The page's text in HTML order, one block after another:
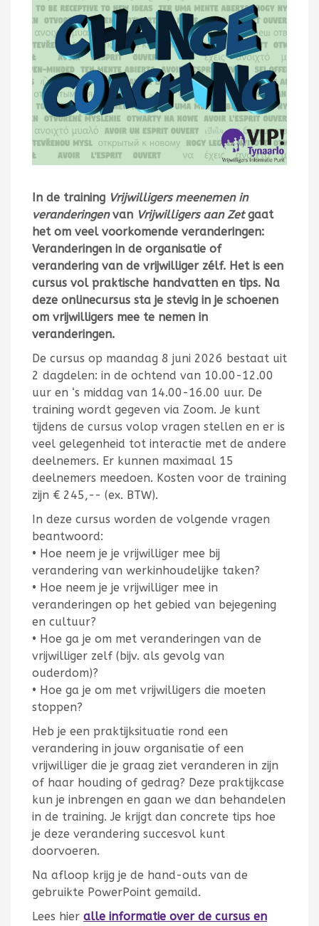
In de training Vrijwilligers meenemen in
veranderingenvan Vrijwilligers aan Zetgaat
het om veel voorkomende veranderingen:
Veranderingen in de organisatie of
verandering van de vrijwilliger zélf. Het is een
cursus vol praktische handvatten en tips. Na
deze onlinecursus sta je stevig in je schoenen
om vrijwilligers mee te nemen in
veranderingen.
De cursus op maandag 8 juni 2026 bestaat uit
2 dagdelen: in de ochtend van 10.00-12.00
uur en ‘s middag van 14.00-16.00 uur. De
training wordt gegeven via Zoom. Je kunt
tijdens de cursus volop vragen stellen en er is
veel gelegenheid tot interactie met de andere
deelnemers. Er kunnen maximaal 15
deelnemers meedoen. Kosten voor de training
zijn € 245,-- (ex. BTW).
In deze cursus worden de volgende vragen
beantwoord:
• Hoe neem je je vrijwilliger mee bij
verandering van werkinhoudelijke taken?
• Hoe neem je je vrijwilliger mee in
veranderingen op het gebied van bejegening
en cultuur?
• Hoe ga je om met veranderingen van de
vrijwilliger zelf (bijv. als gevolg van
ouderdom)?
• Hoe ga je om met vrijwilligers die moeten
stoppen?
Heb je een praktijksituatie rond een
verandering in jouw organisatie of een
vrijwilliger die je graag ziet veranderen in zijn
of haar houding of gedrag? Deze praktijkcase
kun je inbrengen en gaan we dan behandelen
in de training. Je krijgt dan concrete tips hoe
je deze verandering succesvol kunt
doorvoeren.
Na afloop krijg je de hand-outs van de
gebruikte PowerPoint gemaild.
Lees hier alle informatie over de cursus en